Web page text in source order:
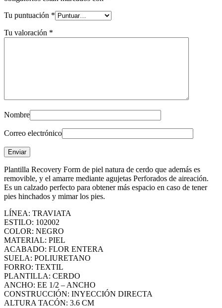
Tu puntuación *
Tu valoración *
Nombre
Correo electrónico
Plantilla Recovery Form de piel natura de cerdo que además es
removible, y el amarre mediante agujetas Perforados de aireación.
Es un calzado perfecto para obtener más espacio en caso de tener
pies hinchados y mimar los pies.
LÍNEA: TRAVIATA
ESTILO: 102002
COLOR: NEGRO
MATERIAL: PIEL
ACABADO: FLOR ENTERA
SUELA: POLIURETANO
FORRO: TEXTIL
PLANTILLA: CERDO
ANCHO: EE 1/2 – ANCHO
CONSTRUCCIÓN: INYECCIÓN DIRECTA
ALTURA TACÓN: 3.6 CM